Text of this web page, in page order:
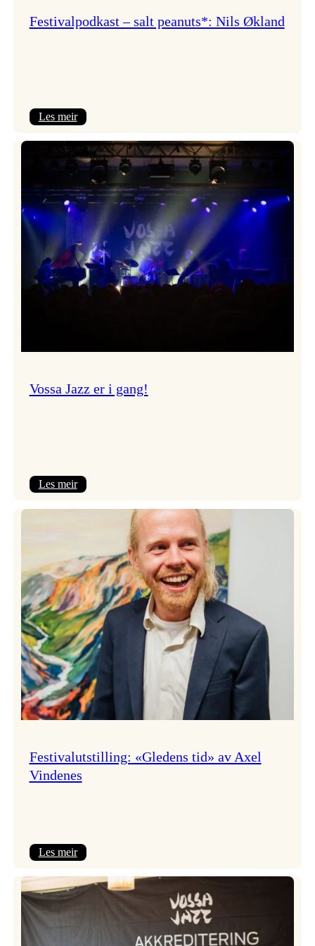
Festivalpodkast – salt peanuts*: Nils Økland
Les meir:
salt
peanuts*:
Nils
Økland
Vossa Jazz er i gang!
Les meir:
gang!
Festivalutstilling: «Gledens tid» av Axel
Vindenes
Les meir:
«Gledens
Axel